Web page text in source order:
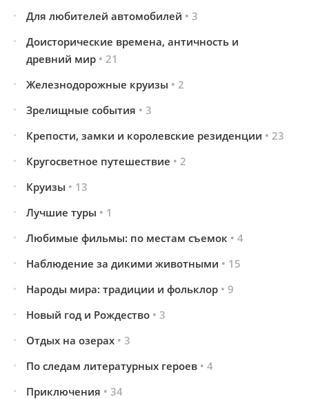
Для любителей автомобилей • 3
Доисторические времена, античность и
древний мир • 21
Железнодорожные круизы • 2
Зрелищные события • 3
Крепости, замки и королевские резиденции • 23
Кругосветное путешествие • 2
Круизы • 13
Лучшие туры • 1
Любимые фильмы: по местам съемок • 4
Наблюдение за дикими животными • 15
Народы мира: традиции и фольклор • 9
Новый год и Рождество • 3
Отдых на озерах • 3
По следам литературных героев • 4
Приключения • 34